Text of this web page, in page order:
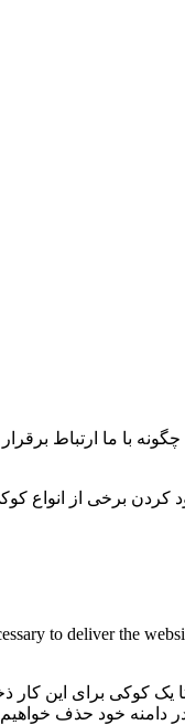
با ما ارتباط
کردن برخی از انواع
to deliver the
یک کوکی برای این
در دامنه خود حذف